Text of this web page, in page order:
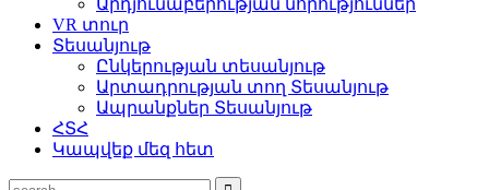
Արդյունաբերության նորություններ
VR տուր
Տեսանյութ
Ընկերության տեսանյութ
Արտադրության տող Տեսանյութ
Ապրանքներ Տեսանյութ
ՀՏՀ
Կապվեք մեզ հետ